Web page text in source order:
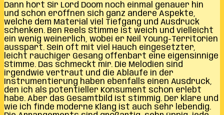
Dann hört Sir Lord Doom noch einmal genauer hin
und schon eröffnen sich ganz andere Aspekte,
welche dem Material viel Tiefgang und Ausdruck
schenken. Ben Reels Stimme ist weich und vielleicht
ein wenig weinerlich, wobei er Neil Young-Territorien
ausspart. Sein oft mit viel Hauch eingesetzter,
leicht rauchiger Gesang offenbart eine eigensinnige
Stimme. Das schmeckt mir. Die Melodien sind
irgendwie vertraut und die Abläufe in der
Instrumentierung haben ebenfalls einen Ausdruck,
den ich als potentieller Konsument schon erlebt
habe. Aber das Gesamtbild ist stimmig. Der klare und
wie ich finde moderne Klang ist auch sehr lebendig.